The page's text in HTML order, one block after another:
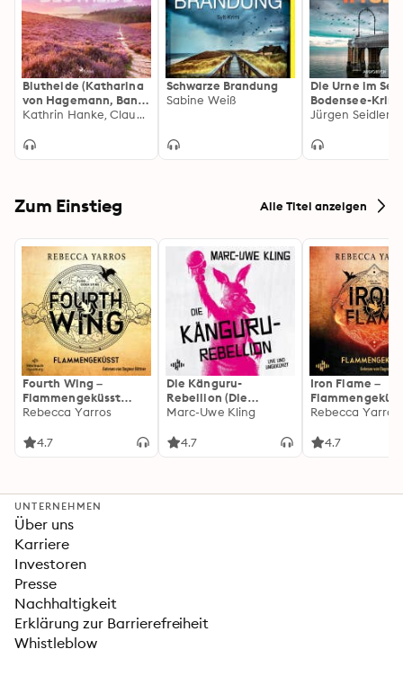
Blutheide (Katharina
von Hagemann, Band
1)
Kathrin Hanke, Claudia Kröger
Schwarze Brandung
Sabine Weiß
Die Urne im
Bodensee-Krimi
Jürgen Seidler
Zum Einstieg Alle Titel anzeigen
Fourth Wing –
Flammengeküsst
(Flammengeküsst-
Rebecca Yarros
4.7
Die Känguru-
Rebellion (Die
Känguru-Werke 5)
Marc-Uwe Kling
4.7
Iron Flame –
heißersehnte
Rebecca Yarros
4.7
UNTERNEHMEN
Über uns
Karriere
Investoren
Presse
Nachhaltigkeit
Erklärung zur Barrierefreiheit
Whistleblow